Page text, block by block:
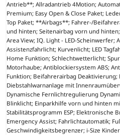
Antrieb**; Allradantrieb 4Motion;
Premium; Easy Open & Close Paket;
Top Paket; **Airbags**; Fahrer-/
und hinten; Seitenairbag vorn und
Area View; IQ. Light - LED-Scheinwerfer;
Assistenzfahrlicht; Kurvenlicht; LED
Home Funktion; Schlechtwetterlicht;
Motorhaube; Antiblockiersystem ABS;
Funktion; Beifahrerairbag
Diebstahlwarnanlage mit
Dynamische Fernlichtregulierung
Blinklicht; Einparkhilfe vorn und hinten
Stabilitätsprogramm ESP; Elektronische
Emergency Assist; Fahrlichtautomatik;
Geschwindigkeitsbegrenzer; i-Size